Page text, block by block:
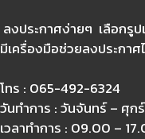
ลงประกาศง่ายๆ เลือกรู
มีเครื่องมือช่วยลงประกา
โทร : 065-492-6324
วันทำการ : วันจันทร์ – ศุกร์
เวลาทำการ : 09.00 –